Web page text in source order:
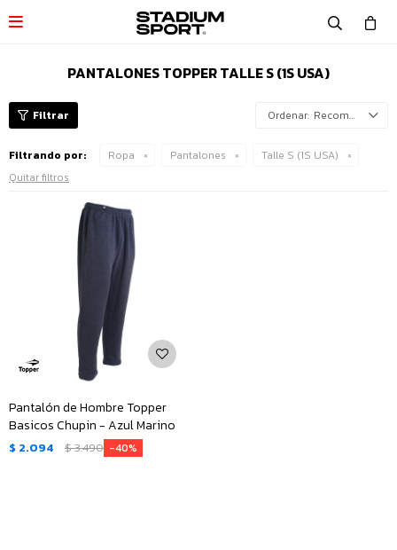

PANTALONES TOPPER TALLE S (1S USA)
Recomendados
Filtrando por: Ropa Pantalones
Talle S (1S USA)
Quitar filtros
Pantalón de Hombre Topper
Basicos Chupin - Azul Marino
$ 2.094 $3.490 40